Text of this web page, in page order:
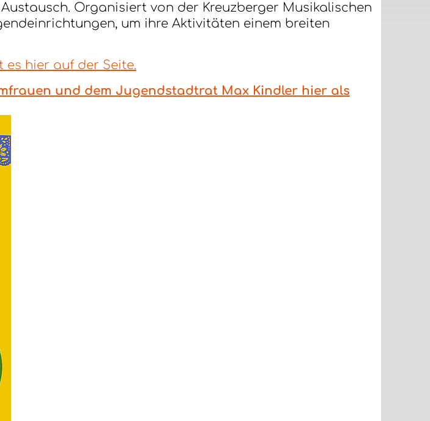
Organisiert von der Kreuzberger Musikalischen
um ihre Aktivitäten einem breiten
hier auf der Seite.
und dem Jugendstadtrat Max Kindler hier als